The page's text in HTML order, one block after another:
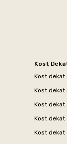
Kost
Kost dekat
Kost dekat
Kost dekat
Kost dekat
Kost dekat